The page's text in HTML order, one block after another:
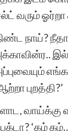
வரும்
நாய்?
புறத்தி?’
வாய்க்கு
‘கம்